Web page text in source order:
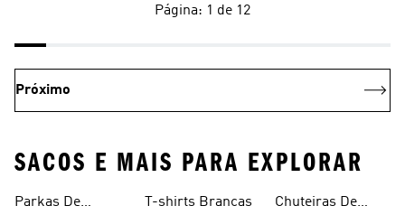
Página: 1 de 12
Próximo
SACOS E MAIS PARA EXPLORAR
Parkas De
T-shirts Brancas
Chuteiras De